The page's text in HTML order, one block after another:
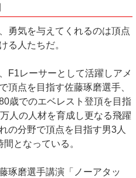
勇気を与えてくれるのは頂点
る人たちだ。
F1レーサーとして活躍しアメ
頂点を目指す佐藤琢磨選手、
歳でのエベレスト登頂を目指
人の人材を育成し更なる飛躍
の分野で頂点を目指す男3人
となっている。
琢磨選手講演「ノーアタッ